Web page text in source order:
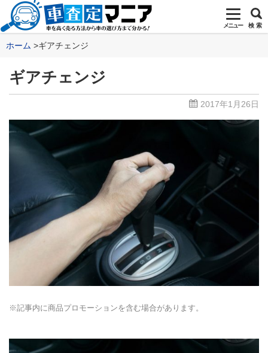
メニュー 検 索
ホーム ギアチェンジ
ギアチェンジ
2017年1月26日
※記事内に商品プロモーションを含む場合があります。